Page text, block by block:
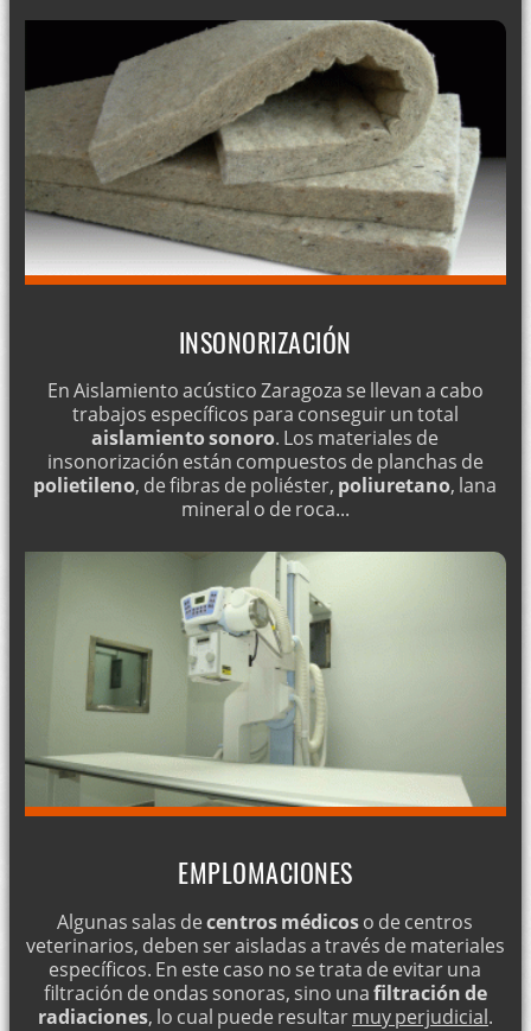
INSONORIZACIÓN
En Aislamiento acústico Zaragoza se llevan a cabo
trabajos específicos para conseguir un total
aislamiento sonoro. Los materiales de
insonorización están compuestos de planchas de
polietileno, de fibras de poliéster, poliuretano, lana
mineral o de roca...
EMPLOMACIONES
Algunas salas decentros médicoso de centros
veterinarios, deben ser aisladas a través de materiales
específicos. En este caso no se trata de evitar una
filtración de ondas sonoras, sino unafiltración de
radiaciones, lo cual puede resultarmuy perjudicial.